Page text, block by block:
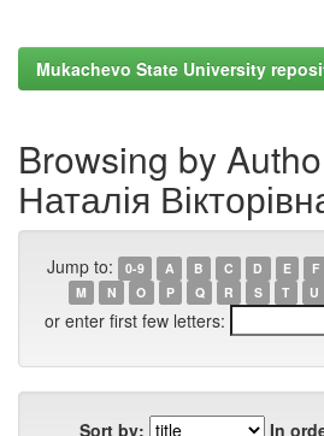
Mukachevo State University
Browsing by
Наталія
Jump to: 0-9 A B C D E F
M
N O P Q R S T U
or enter first few letters:
Sort by:
In